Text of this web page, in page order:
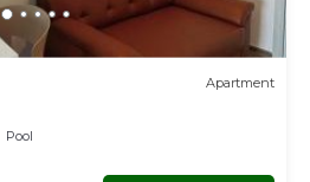
Apartment
Pool